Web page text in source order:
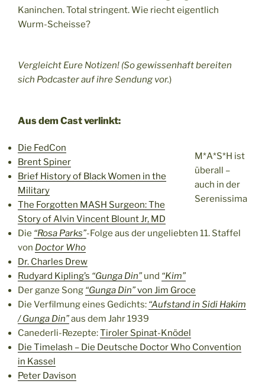
Kaninchen. Total stringent. Wie riecht eigentlich
Wurm-Scheisse?
Vergleicht Eure Notizen! (So gewissenhaft bereiten
sich Podcaster auf ihre Sendung vor.)
Aus dem Cast verlinkt:
M*A*S*H ist
überall –
auch in der
Serenissima
Die FedCon
Brent Spiner
Brief History of Black Women in the
Military
The Forgotten MASH Surgeon: The
Story of Alvin Vincent Blount Jr, MD
Die “Rosa Parks”-Folge aus der ungeliebten 11. Staffel
von Doctor Who
Dr. Charles Drew
Rudyard Kipling’s “Gunga Din”und “Kim”
Der ganze Song “Gunga Din”von Jim Groce
Die Verfilmung eines Gedichts: “Aufstand in Sidi Hakim
/ Gunga Din”aus dem Jahr 1939
Canederli-Rezepte:Tiroler Spinat-Knödel
Die Timelash – Die Deutsche Doctor Who Convention
in Kassel
Peter Davison